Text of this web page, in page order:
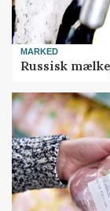
MARKED
Russisk